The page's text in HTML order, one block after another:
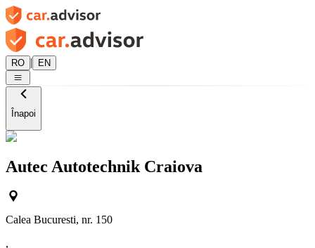
RO | EN
Înapoi
Autec Autotechnik Craiova
Calea Bucuresti, nr. 150
,